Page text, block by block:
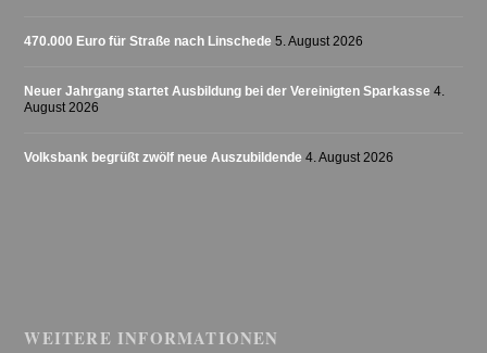
470.000 Euro für Straße nach Linschede 5. August 2026
Neuer Jahrgang startet Ausbildung bei der Vereinigten Sparkasse 4.
August 2026
Volksbank begrüßt zwölf neue Auszubildende 4. August 2026
WEITERE INFORMATIONEN